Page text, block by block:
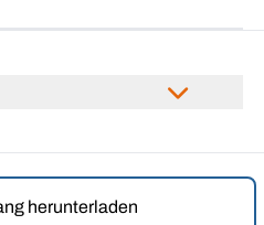
herunterladen